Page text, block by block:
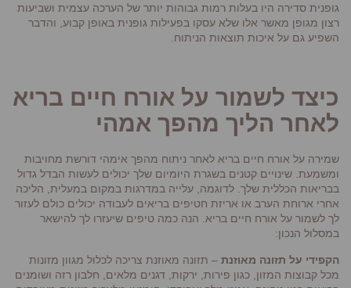
גופנית סדירה היו בעלות רמות גבוהות יותר של הערכה עצמית ושביעות
רצון מגופן מאשר אלו שלא עסקו בפעילות גופנית באופן קבוע, והדבר
השפיע גם על איכות תוצאות הניתוח.
כיצד לשמור על אורח חיים בריא
לאחר הליך מהפך אמהי
שמירה על אורח חיים בריא לאחר ניתוח מהפך אימהי דורשת מחויבות
ומשמעת. שינויים קטנים בשגרת היומיום שלך יכולים לעשות הבדל גדול
בבריאות הכללית שלך. לדוגמה, עלייה במדרגות במקום במעלית, הליכה
אחרי ארוחת הערב או אריזת חטיפים בריאים לעבודה יכולים כולם לעזור
לך לשמור על אורח חיים בריא. הנה כמה טיפים שיעזרו לך להישאר
במסלול הנכון:
הקפידי על תזונה מאוזנת – תזונה מאוזנת צריכה לכלול מגוון מזונות
מכל קבוצות המזון, כגון פירות, ירקות, דגנים מלאים, חלבון רזה ושומנים